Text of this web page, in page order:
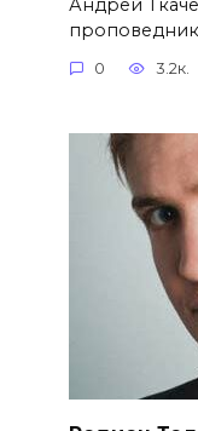
Андрей
проповедник
0 3.2к.